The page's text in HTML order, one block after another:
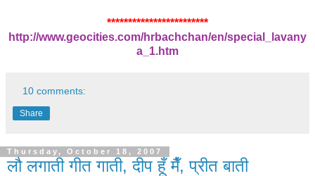
************************
http://www.geocities.com/hrbachchan/en/special_lavany
a_1.htm
10 comments:
Share
Thursday, October 18, 2007
लौ लगाती गीत गाती, दीप हूँ मैँ, प्रीत बाती